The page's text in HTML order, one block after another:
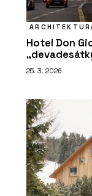
Hotel Don
25. 3. 2026